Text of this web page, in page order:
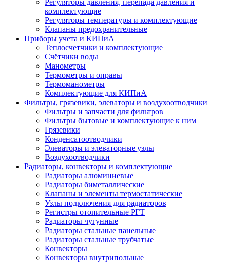
Регуляторы давления, перепада давления и
комплектующие
Регуляторы температуры и комплектующие
Клапаны предохранительные
Приборы учета и КИПиА
Теплосчетчики и комплектующие
Счётчики воды
Манометры
Термометры и оправы
Термоманометры
Комплектующие для КИПиА
Фильтры, грязевики, элеваторы и воздухоотводчики
Фильтры и запчасти для фильтров
Фильтры бытовые и комплектующие к ним
Грязевики
Конденсатоотводчики
Элеваторы и элеваторные узлы
Воздухоотводчики
Радиаторы, конвекторы и комплектующие
Радиаторы алюминиевые
Радиаторы биметаллические
Клапаны и элементы термостатические
Узлы подключения для радиаторов
Регистры отопительные РГТ
Радиаторы чугунные
Радиаторы стальные панельные
Радиаторы стальные трубчатые
Конвекторы
Конвекторы внутрипольные